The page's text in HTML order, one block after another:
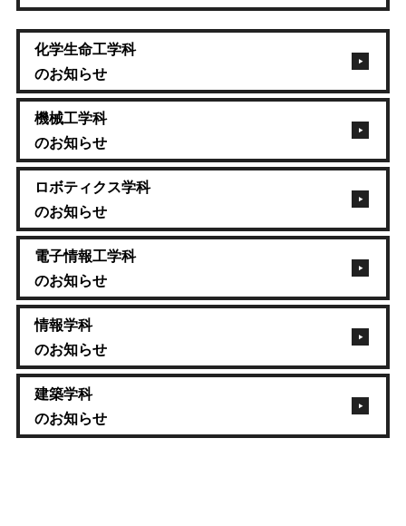
化学生命工学科
のお知らせ
機械工学科
のお知らせ
ロボティクス学科
のお知らせ
電子情報工学科
のお知らせ
情報学科
のお知らせ
建築学科
のお知らせ